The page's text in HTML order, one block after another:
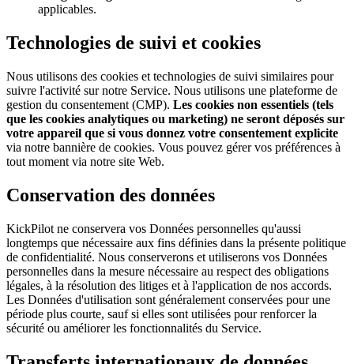
applicables.
Technologies de suivi et cookies
Nous utilisons des cookies et technologies de suivi similaires pour
suivre l'activité sur notre Service. Nous utilisons une plateforme de
gestion du consentement (CMP). Les cookies non essentiels (tels
que les cookies analytiques ou marketing) ne seront déposés sur
votre appareil que si vous donnez votre consentement explicite
via notre bannière de cookies. Vous pouvez gérer vos préférences à
tout moment via notre site Web.
Conservation des données
KickPilot ne conservera vos Données personnelles qu'aussi
longtemps que nécessaire aux fins définies dans la présente politique
de confidentialité. Nous conserverons et utiliserons vos Données
personnelles dans la mesure nécessaire au respect des obligations
légales, à la résolution des litiges et à l'application de nos accords.
Les Données d'utilisation sont généralement conservées pour une
période plus courte, sauf si elles sont utilisées pour renforcer la
sécurité ou améliorer les fonctionnalités du Service.